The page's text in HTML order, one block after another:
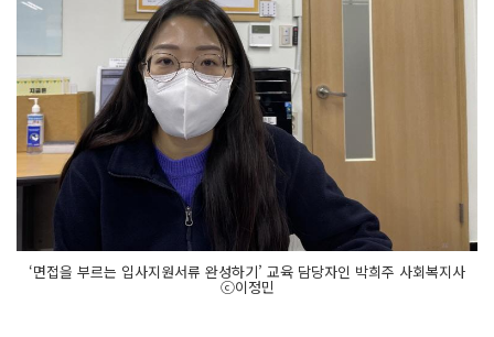
‘면접을 부르는 입사지원서류 완성하기’ 교육 담당자인 박희주 사회복지사
ⓒ이정민